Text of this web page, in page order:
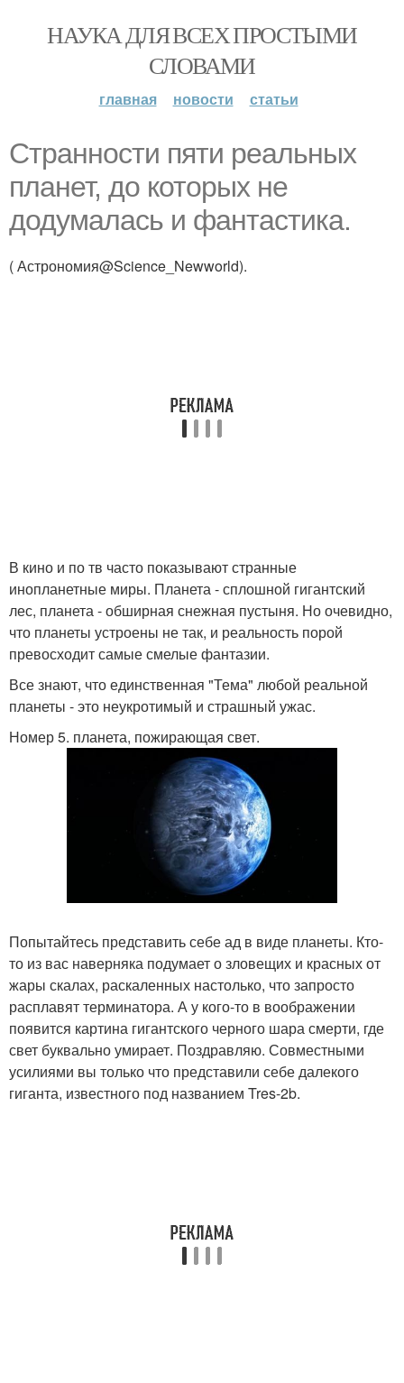
НАУКА ДЛЯ ВСЕХ ПРОСТЫМИ
СЛОВАМИ
главная новости статьи
Странности пяти реальных
планет, до которых не
додумалась и фантастика.
( Астрономия@Science_Newworld).
В кино и по тв часто показывают странные
инопланетные миры. Планета - сплошной гигантский
лес, планета - обширная снежная пустыня. Но очевидно,
что планеты устроены не так, и реальность порой
превосходит самые смелые фантазии.
Все знают, что единственная "Тема" любой реальной
планеты - это неукротимый и страшный ужас.
Номер 5. планета, пожирающая свет.
Попытайтесь представить себе ад в виде планеты. Кто-
то из вас наверняка подумает о зловещих и красных от
жары скалах, раскаленных настолько, что запросто
расплавят терминатора. А у кого-то в воображении
появится картина гигантского черного шара смерти, где
свет буквально умирает. Поздравляю. Совместными
усилиями вы только что представили себе далекого
гиганта, известного под названием Tres-2b.